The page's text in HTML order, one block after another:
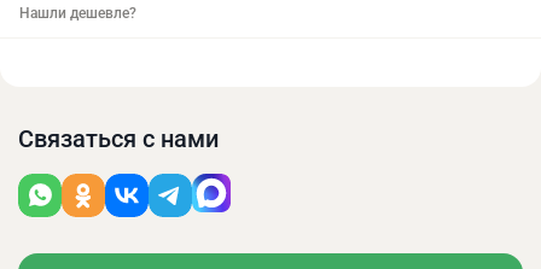
Нашли дешевле?
Связаться с нами